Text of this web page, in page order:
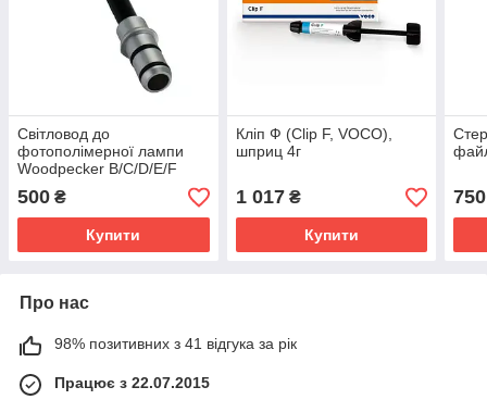
Світловод до
фотополімерної лампи
Woodpecker B/C/D/E/F
500 ₴
Купити
Кліп Ф (Clip F, VOCO),
шприц 4г
1 017₴
Купити
750
Про нас
98% позитивних з 41 відгука за рік
Працює з 22.07.2015